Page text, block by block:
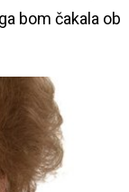
bom čakala ob